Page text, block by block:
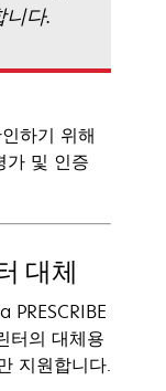
니다.
하기 위해
가 및 인증
대체
터의 대체용
지원합니다.